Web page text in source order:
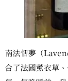
南法恬夢（
合了法國薰衣草